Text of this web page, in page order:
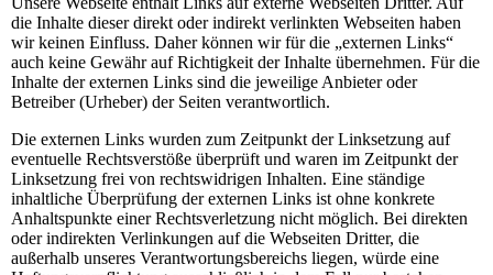
die Inhalte dieser direkt oder indirekt verlinkten Webseiten haben
wir keinen Einfluss. Daher können wir für die „externen Links“
auch keine Gewähr auf Richtigkeit der Inhalte übernehmen. Für die
Inhalte der externen Links sind die jeweilige Anbieter oder
Betreiber (Urheber) der Seiten verantwortlich.
Die externen Links wurden zum Zeitpunkt der Linksetzung auf
eventuelle Rechtsverstöße überprüft und waren im Zeitpunkt der
Linksetzung frei von rechtswidrigen Inhalten. Eine ständige
inhaltliche Überprüfung der externen Links ist ohne konkrete
Anhaltspunkte einer Rechtsverletzung nicht möglich. Bei direkten
oder indirekten Verlinkungen auf die Webseiten Dritter, die
außerhalb unseres Verantwortungsbereichs liegen, würde eine